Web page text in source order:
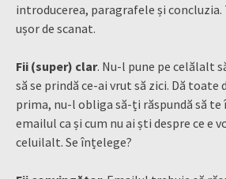
introducerea, paragrafele și
ușor de scanat.
Fii (super) clar. Nu-l pune pe celălalt
să se prindă ce-ai vrut să zici. Dă toate
prima, nu-l obliga să-ți răspundă să
emailul ca și cum nu ai ști despre ce e
celuilalt. Se înțelege?